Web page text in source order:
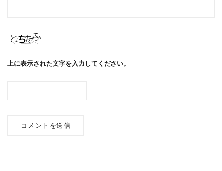
上に表示された文字を入力してください。